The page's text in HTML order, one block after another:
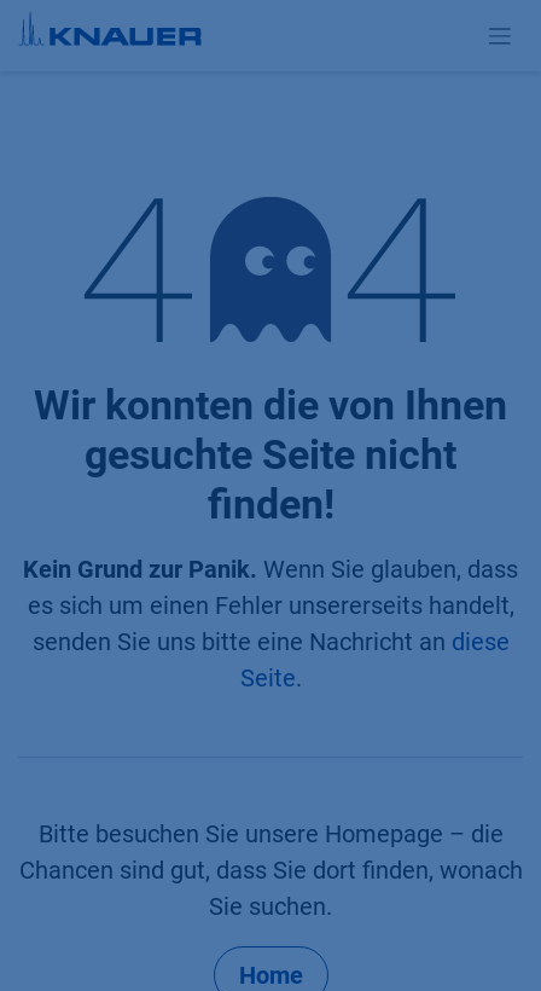
Zum Inhalt springen
Fehler 404
Wir konnten die von Ihnen
gesuchte Seite nicht
finden!
Kein Grund zur Panik. Wenn Sie glauben, dass
es sich um einen Fehler unsererseits handelt,
senden Sie uns bitte eine Nachricht an diese
Seite.
Bitte besuchen Sie unsere Homepage – die
Chancen sind gut, dass Sie dort finden, wonach
Sie suchen.
Home